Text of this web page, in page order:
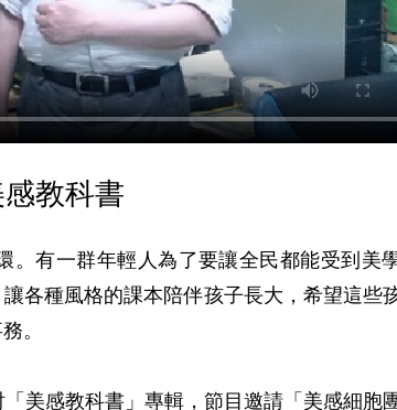
教科書
。有一群年輕人為了要讓全民都能受到美
各種風格的課本陪伴孩子長大，希望這些
。
美感教科書」專輯，節目邀請「美感細胞